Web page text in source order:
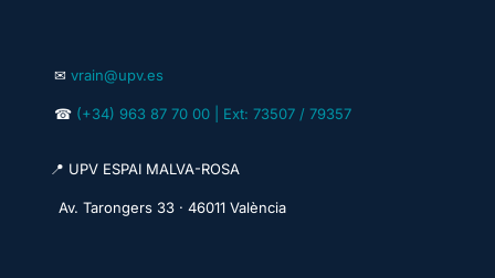
✉ vrain@upv.es
☎ (+34) 963 87 70 00 | Ext: 73507 / 79357
📍 UPV ESPAI MALVA-ROSA
Av. Tarongers 33 · 46011 València